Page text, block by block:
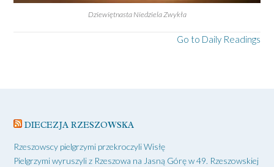
Dziewiętnasta Niedziela Zwykła
Go to Daily Readings
DIECEZJA RZESZOWSKA
Rzeszowscy pielgrzymi przekroczyli Wisłę
Pielgrzymi wyruszyli z Rzeszowa na Jasną Górę w 49. Rzeszowskiej